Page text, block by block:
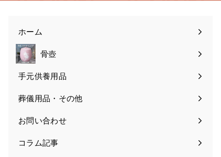
ホーム
骨壺
手元供養用品
葬儀用品・その他
お問い合わせ
コラム記事